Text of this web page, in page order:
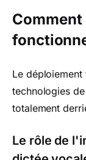
Le
technologies
totalement
Le rôle de